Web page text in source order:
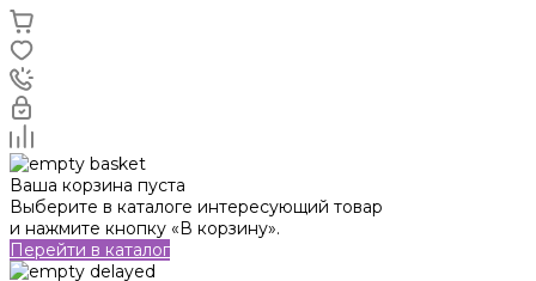
Ваша корзина пуста
Выберите в каталоге интересующий товар
и нажмите кнопку «В корзину».
Перейти в каталог